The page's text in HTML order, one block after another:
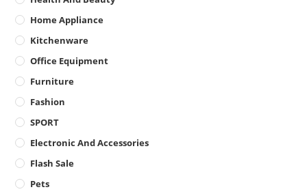
Home Appliance
Kitchenware
Office Equipment
Furniture
Fashion
SPORT
Electronic And Accessories
Flash Sale
Pets